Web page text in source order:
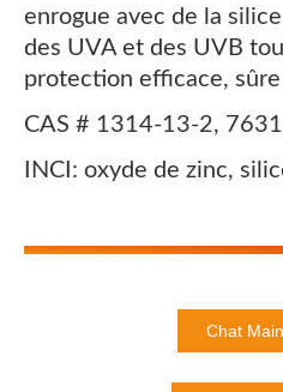
enrogue avec de la
des UVA et des UVB
protection efficace,
CAS # 1314-13-2,
INCI: oxyde de zinc,
Chat